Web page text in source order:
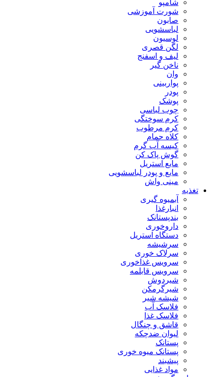
شامپو
شورت آموزشی
صابون
لباسشویی
لوسیون
لگن قصری
لیف و اسفنج
ناخن گیر
وان
پواربینی
پودر
پوشک
چوب لباسی
کرم سوختگی
کرم مرطوب
کلاه حمام
کیسه آب گرم
گوش پاک کن
مایع استریل
مایع و پودر لباسشویی
مینی واش
تغذیه
آبمیوه گیری
انبارغذا
بندپستانک
داروخوری
دستگاه استریل
سرشیشه
سرلاک خوری
سرویس غذاخوری
سرویس قابلمه
شیردوش
شیرگرمکن
شیشه شیر
فلاسک آب
فلاسک غذا
قاشق و چنگال
لیوان ضدچکه
پستانک
پستانک میوه خوری
پیشبند
مواد غذایی